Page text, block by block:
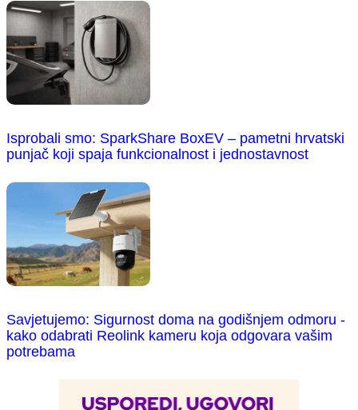
Isprobali smo: SparkShare BoxEV – pametni hrvatski
punjač koji spaja funkcionalnost i jednostavnost
Savjetujemo: Sigurnost doma na godišnjem odmoru -
kako odabrati Reolink kameru koja odgovara vašim
potrebama